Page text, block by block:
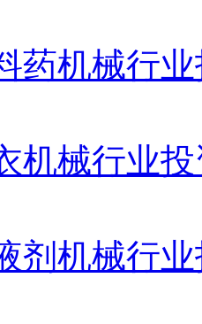
药机械行
机械行业
剂机械行